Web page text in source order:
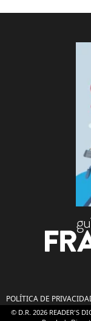
POLÍTICA DE
© D.R. 2026 READER'S